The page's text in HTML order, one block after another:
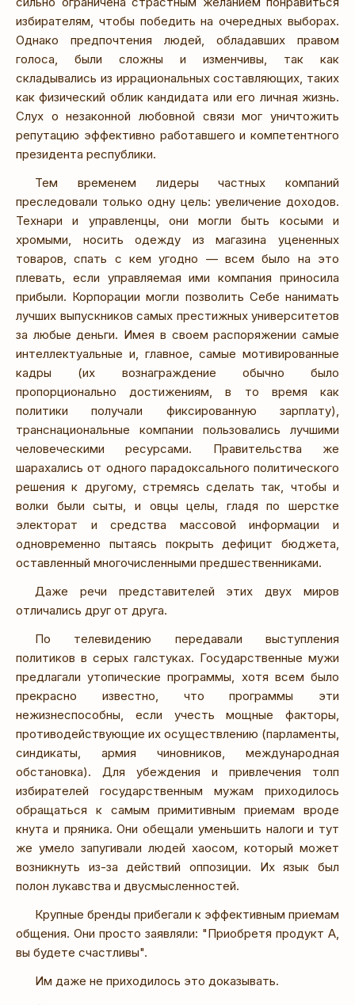
избирателям, чтобы победить на очередных выборах.
Однако предпочтения людей, обладавших правом
голоса, были сложны и изменчивы, так как
складывались из иррациональных составляющих, таких
как физический облик кандидата или его личная жизнь.
Слух о незаконной любовной связи мог уничтожить
репутацию эффективно работавшего и компетентного
президента республики.
Тем временем лидеры частных компаний
преследовали только одну цель: увеличение доходов.
Технари и управленцы, они могли быть косыми и
хромыми, носить одежду из магазина уцененных
товаров, спать с кем угодно — всем было на это
плевать, если управляемая ими компания приносила
прибыли. Корпорации могли позволить Себе нанимать
лучших выпускников самых престижных университетов
за любые деньги. Имея в своем распоряжении самые
интеллектуальные и, главное, самые мотивированные
кадры (их вознаграждение обычно было
пропорционально достижениям, в то время как
политики получали фиксированную зарплату),
транснациональные компании пользовались лучшими
человеческими ресурсами. Правительства же
шарахались от одного парадоксального политического
решения к другому, стремясь сделать так, чтобы и
волки были сыты, и овцы целы, гладя по шерстке
электорат и средства массовой информации и
одновременно пытаясь покрыть дефицит бюджета,
оставленный многочисленными предшественниками.
Даже речи представителей этих двух миров
отличались друг от друга.
По телевидению передавали выступления
политиков в серых галстуках. Государственные мужи
предлагали утопические программы, хотя всем было
прекрасно известно, что программы эти
нежизнеспособны, если учесть мощные факторы,
противодействующие их осуществлению (парламенты,
синдикаты, армия чиновников, международная
обстановка). Для убеждения и привлечения толп
избирателей государственным мужам приходилось
обращаться к самым примитивным приемам вроде
кнута и пряника. Они обещали уменьшить налоги и тут
же умело запугивали людей хаосом, который может
возникнуть из-за действий оппозиции. Их язык был
полон лукавства и двусмысленностей.
Крупные бренды прибегали к эффективным приемам
общения. Они просто заявляли: "Приобретя продукт А,
вы будете счастливы".
Им даже не приходилось это доказывать.